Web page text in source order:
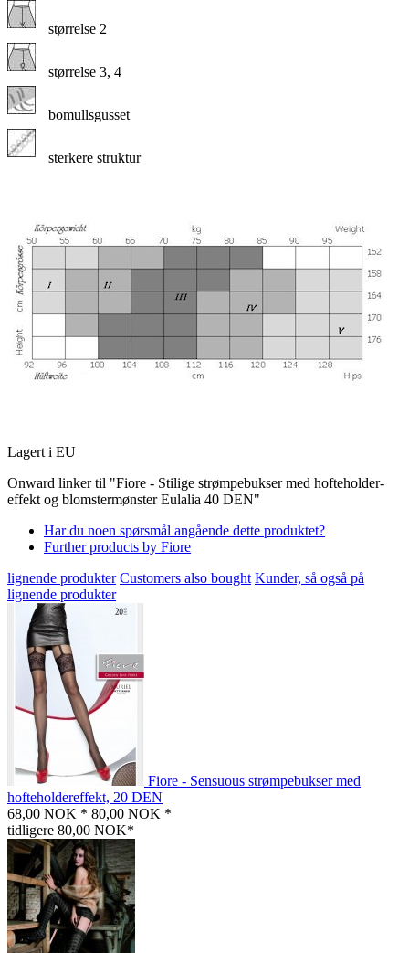
størrelse 2
størrelse 3, 4
bomullsgusset
sterkere struktur
Lagert i EU
Onward linker til "Fiore - Stilige strømpebukser med hofteholder-
effekt og blomstermønster Eulalia 40 DEN"
Har du noen spørsmål angående dette produktet?
Further products by Fiore
lignende produkter Customers also bought Kunder, så også på
lignende produkter
Fiore - Sensuous strømpebukser med
hofteholdereffekt, 20 DEN
68,00 NOK * 80,00 NOK *
tidligere 80,00 NOK*